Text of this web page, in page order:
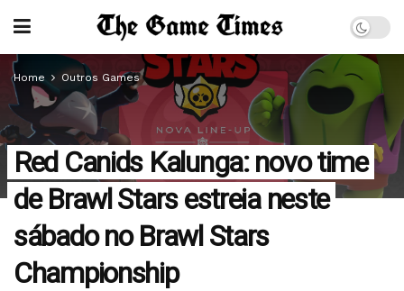
Home Outros Games
Red Canids Kalunga: novo time
de Brawl Stars estreia neste
sábado no Brawl Stars
Championship